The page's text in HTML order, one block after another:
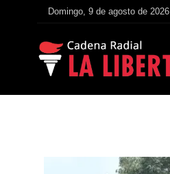
Domingo, 9 de agosto de 2026